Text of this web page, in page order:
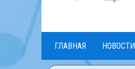
ГЛАВНАЯ НОВОСТИ